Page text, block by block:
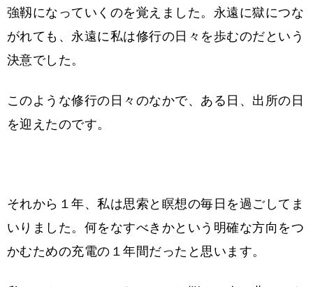
強靱になっていくのを覚えました。永遠に獄につな
がれても、永遠に私は修行の日々を歩むのだという
決意でした。
このような修行の日々のなかで、ある日、出所の日
を迎えたのです。
それから１年、私は思索と瞑想の毎日を過ごしてま
いりました。何をなすべきかという明確な方向をつ
かむための充電の１年間だったと思います。